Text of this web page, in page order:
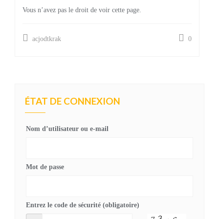
Vous n’avez pas le droit de voir cette page.
acjodtkrak 0
ÉTAT DE CONNEXION
Nom d’utilisateur ou e-mail
Mot de passe
Entrez le code de sécurité (obligatoire)